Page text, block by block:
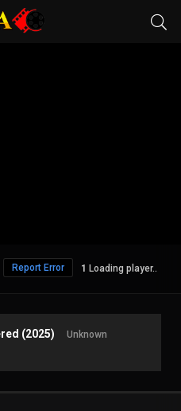
Loading player..
Report Error
(2025)
Unknown